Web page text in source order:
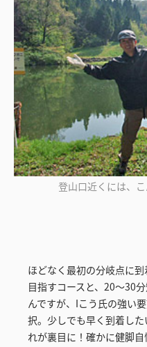
登山口近くには、
ほどなく最初の分岐点に
目指すコースと、20～30
んですが、Iこう氏の強い
択。少しでも早く到着し
れが裏目に！確かに健脚